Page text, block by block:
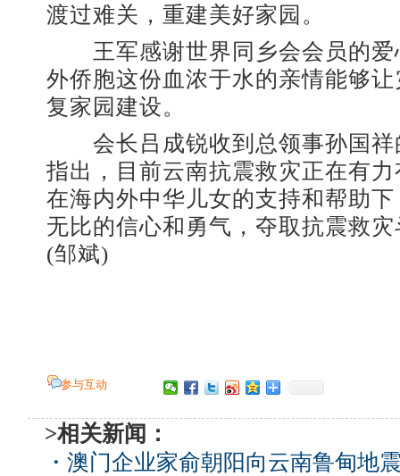
渡过难关，重建美好家园。
王军感谢世界同乡会会员的爱
外侨胞这份血浓于水的亲情能够
复家园建设。
会长吕成锐收到总领事孙国祥
指出，目前云南抗震救灾正在有
在海内外中华儿女的支持和帮助
无比的信心和勇气，夺取抗震救
(邹斌)
参与互动
>相关新闻：
・澳门企业家俞朝阳向云南鲁甸地